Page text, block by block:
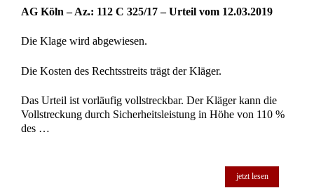
AG Köln – Az.: 112 C 325/17 – Urteil vom 12.03.2019
Die Klage wird abgewiesen.
Die Kosten des Rechtsstreits trägt der Kläger.
Das Urteil ist vorläufig vollstreckbar. Der Kläger kann die
Vollstreckung durch Sicherheitsleistung in Höhe von 110 %
des …
jetzt lesen